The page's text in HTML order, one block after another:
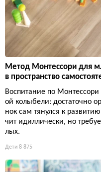
Метод Монтессори для
в пространство
Воспитание по
ой колыбели: достаточно
нок сам тянулся к
чит идиллически, но
лых.
Дети 8 875